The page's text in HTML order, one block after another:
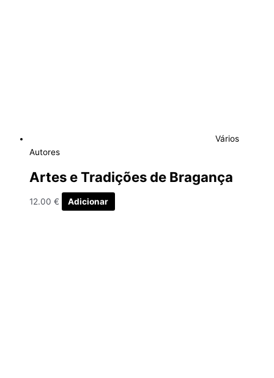
Vários
Autores
Artes e Tradições de Bragança
12.00 € Adicionar